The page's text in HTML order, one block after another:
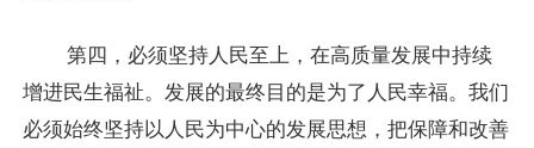
第四，必须坚持人民至上，在高质量发展中持续
增进民生福祉。发展的最终目的是为了人民幸福。我们
必须始终坚持以人民为中心的发展思想，把保障和改善